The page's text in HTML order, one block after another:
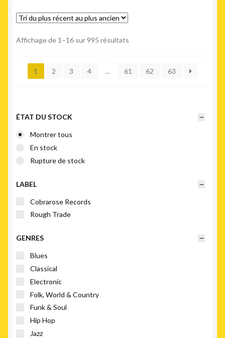
Affichage de 1–16 sur 995 résultats
récent
1 2 3 4 … 61 62 63
ÉTAT DU STOCK
Montrer tous
En stock
Rupture de stock
LABEL
Cobrarose Records
Rough Trade
GENRES
Blues
Classical
Electronic
Folk, World & Country
Funk & Soul
Hip Hop
Jazz